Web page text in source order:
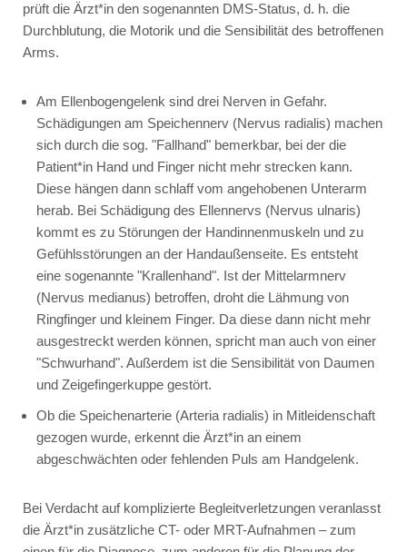
prüft die Ärzt*in den sogenannten DMS-Status, d. h. die
Durchblutung, die Motorik und die Sensibilität des betroffenen
Arms.
Am Ellenbogengelenk sind drei Nerven in Gefahr.
Schädigungen am Speichennerv (Nervus radialis) machen
sich durch die sog. "Fallhand" bemerkbar, bei der die
Patient*in Hand und Finger nicht mehr strecken kann.
Diese hängen dann schlaff vom angehobenen Unterarm
herab. Bei Schädigung des Ellennervs (Nervus ulnaris)
kommt es zu Störungen der Handinnenmuskeln und zu
Gefühlsstörungen an der Handaußenseite. Es entsteht
eine sogenannte "Krallenhand". Ist der Mittelarmnerv
(Nervus medianus) betroffen, droht die Lähmung von
Ringfinger und kleinem Finger. Da diese dann nicht mehr
ausgestreckt werden können, spricht man auch von einer
"Schwurhand". Außerdem ist die Sensibilität von Daumen
und Zeigefingerkuppe gestört.
Ob die Speichenarterie (Arteria radialis) in Mitleidenschaft
gezogen wurde, erkennt die Ärzt*in an einem
abgeschwächten oder fehlenden Puls am Handgelenk.
Bei Verdacht auf komplizierte Begleitverletzungen veranlasst
die Ärzt*in zusätzliche CT- oder MRT-Aufnahmen – zum